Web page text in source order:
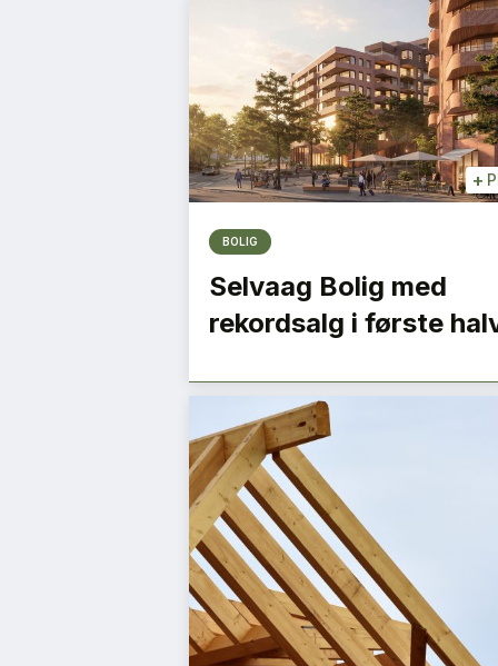
+
BOLIG
Selvaag Bolig med
rekordsalg i første
Den omvendte
Narvestad
Marianne Gjertsen
Konsernsjef